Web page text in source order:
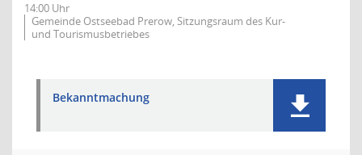
14:00 Uhr
Gemeinde Ostseebad Prerow, Sitzungsraum des Kur-
und Tourismusbetriebes
Bekanntmachung